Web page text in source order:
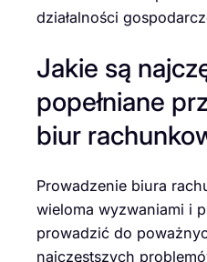
działalności
Jakie są
popełniane
biur
Prowadzenie biura
wieloma wyzwaniami i
prowadzić do
najczęstszych